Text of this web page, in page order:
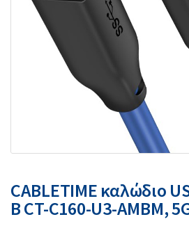
CABLETIME καλώδιο
B CT-C160-U3-AMBM,